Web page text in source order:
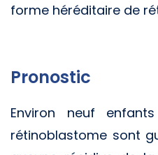
forme héréditaire de
Pronostic
Environ neuf
rétinoblastome sont